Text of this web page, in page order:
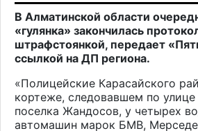
В Алматинской области
«гулянка» закончилась
штрафстоянкой, передает
ссылкой на ДП региона.
«Полицейские Карасайского
кортеже, следовавшем по улице
поселка Жандосов, у четырех
автомашин марок БМВ,